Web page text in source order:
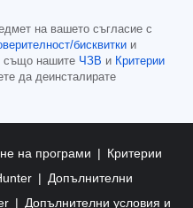
на вашето съгласие с
бисквитки и
също нашите ЧЗВ и Критерии
да деинсталирате
на програми
Критерии
Допълнителни
Допълнителни условия и